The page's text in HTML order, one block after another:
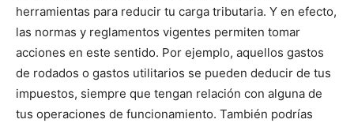
herramientas para reducir tu carga tributaria. Y en efecto,
las normas y reglamentos vigentes permiten tomar
acciones en este sentido. Por ejemplo, aquellos gastos
de rodados o gastos utilitarios se pueden deducir de tus
impuestos, siempre que tengan relación con alguna de
tus operaciones de funcionamiento. También podrías